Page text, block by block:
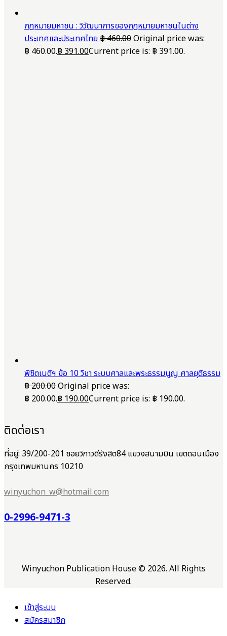
กฎหมายมหาชน : วิวัฒนาการของกฎหมายมหาชนในต่าง
ประเทศและประเทศไทย฿460.00Original price was:
฿ 460.00.฿391.00Current price is: ฿ 391.00.
พิชิตเนติฯ ข้อ 10 วิชา ระบบศาลและพระธรรมนูญ ศาลยุติธรรม
฿200.00Original price was:
฿ 200.00.฿190.00Current price is: ฿ 190.00.
ติดต่อเรา
ที่อยู่: 39/200-201 ซอยวิภาวดีรังสิต84 แขวงสนามบิน เขตดอนเมือง
กรุงเทพมหานคร 10210
winyuchon_w@hotmail.com
0-2996-9471-3
Winyuchon Publication House © 2026. All Rights
Reserved.
เข้าสู่ระบบ
สมัครสมาชิก